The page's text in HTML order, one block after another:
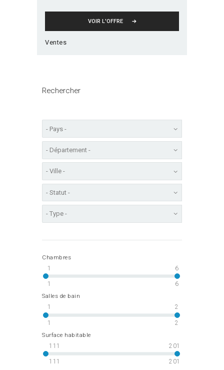
VOIR L'OFFRE
Ventes
Rechercher
Chambres
1 6
1 6
Salles de bain
1 2
1 2
Surface habitable
111 201
111 201